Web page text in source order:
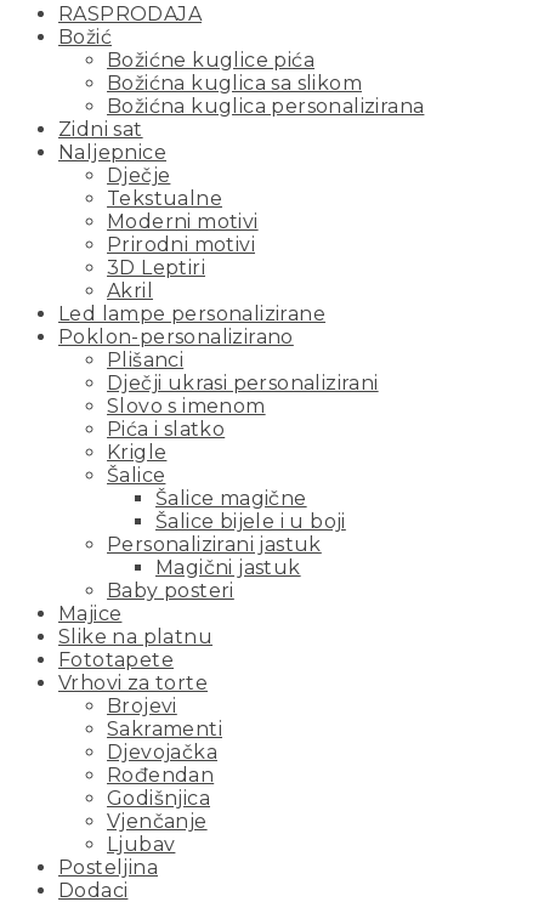
RASPRODAJA
Božić
Božićne kuglice pića
Božićna kuglica sa slikom
Božićna kuglica personalizirana
Zidni sat
Naljepnice
Dječje
Tekstualne
Moderni motivi
Prirodni motivi
3D Leptiri
Akril
Led lampe personalizirane
Poklon-personalizirano
Plišanci
Dječji ukrasi personalizirani
Slovo s imenom
Pića i slatko
Krigle
Šalice
Šalice magične
Šalice bijele i u boji
Personalizirani jastuk
Magični jastuk
Baby posteri
Majice
Slike na platnu
Fototapete
Vrhovi za torte
Brojevi
Sakramenti
Djevojačka
Rođendan
Godišnjica
Vjenčanje
Ljubav
Posteljina
Dodaci